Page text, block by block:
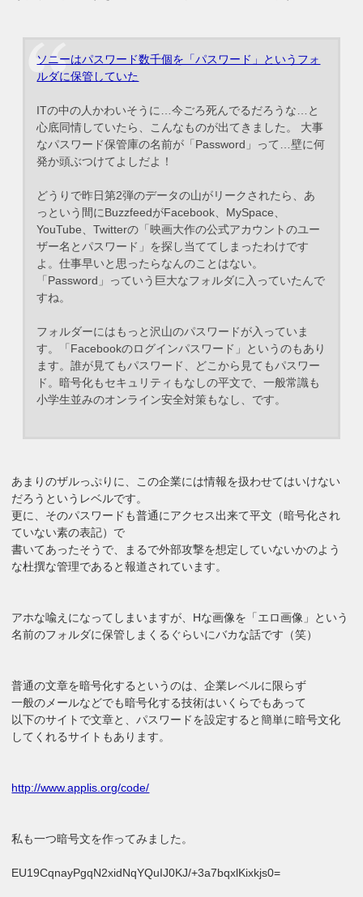
ソニーはパスワード数千個を「パスワード」というフォ
ルダに保管していた
ITの中の人かわいそうに…今ごろ死んでるだろうな…と
心底同情していたら、こんなものが出てきました。 大事
なパスワード保管庫の名前が「Password」って…壁に何
発か頭ぶつけてよしだよ！
どうりで昨日第2弾のデータの山がリークされたら、あ
っという間にBuzzfeedがFacebook、MySpace、
YouTube、Twitterの「映画大作の公式アカウントのユー
ザー名とパスワード」を探し当ててしまったわけです
よ。仕事早いと思ったらなんのことはない。
「Password」っていう巨大なフォルダに入っていたんで
すね。
フォルダーにはもっと沢山のパスワードが入っていま
す。「Facebookのログインパスワード」というのもあり
ます。誰が見てもパスワード、どこから見てもパスワー
ド。暗号化もセキュリティもなしの平文で、一般常識も
小学生並みのオンライン安全対策もなし、です。
あまりのザルっぷりに、この企業には情報を扱わせてはいけない
だろうというレベルです。
更に、そのパスワードも普通にアクセス出来て平文（暗号化され
ていない素の表記）で
書いてあったそうで、まるで外部攻撃を想定していないかのよう
な杜撰な管理であると報道されています。
アホな喩えになってしまいますが、Hな画像を「エロ画像」という
名前のフォルダに保管しまくるぐらいにバカな話です（笑）
普通の文章を暗号化するというのは、企業レベルに限らず
一般のメールなどでも暗号化する技術はいくらでもあって
以下のサイトで文章と、パスワードを設定すると簡単に暗号文化
してくれるサイトもあります。
http://www.applis.org/code/
私も一つ暗号文を作ってみました。
EU19CqnayPgqN2xidNqYQuIJ0KJ/+3a7bqxlKixkjs0=